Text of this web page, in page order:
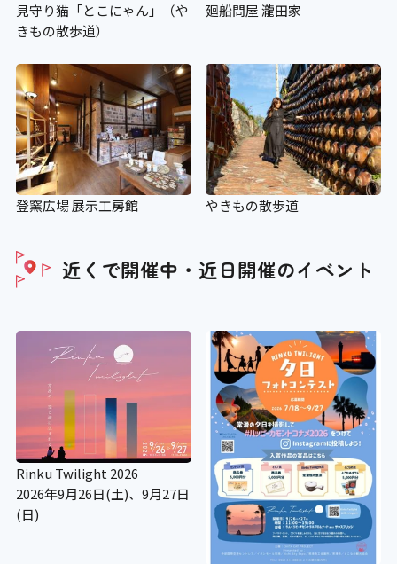
見守り猫「とこにゃん」（や
きもの散歩道）
廻船問屋 瀧田家
登窯広場 展示工房館 やきもの散歩道
近くで開催中・近日開催のイベント
Rinku Twilight 2026
2026年9月26日(土)、9月27日
(日)